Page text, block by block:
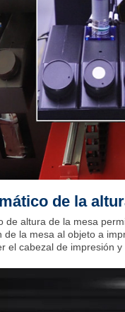
de la
de altura de la mesa
de la mesa al objeto a
el cabezal de impresión